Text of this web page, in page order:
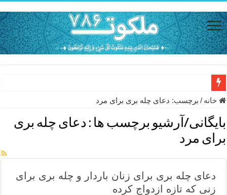
حاجت روایی با ذکر صلوات خاصه امام رضا (ع) – دعای شفای بیمار از
دعای حفظ جان خانواده از بلا در سفر – دعای دفع بلا در قرآن
دعای مجرب برای رفع گرفتاری – ذکر قوی برای جلوگیری از اندوه و
دعا برای عاشق شدن طرف مقابل – عاشق کردن طرف مقابل از راه
انواع ذکرهای الهی و خواص آن – مجرب ترین ذکرها برای برآوردن
خانه / برچسب: دعای چله بری برای مرد
بایگانی/آرشیو برچسب ها : دعای چله بری
برای مرد
دعای چله بری برای زنان باردار و چله بری برای
زنی که تازه ازدواج کرده